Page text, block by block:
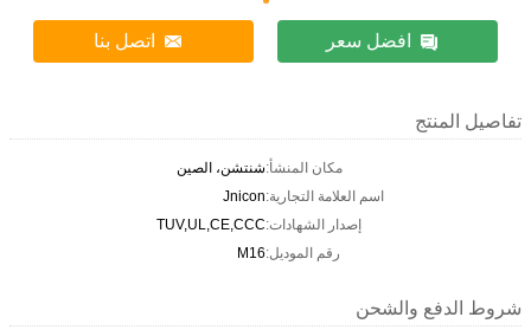
افضل سعر اتصل بنا
تفاصيل المنتج
مكان المنشأ:شنتشن، الصين
اسم العلامة التجارية:Jnicon
إصدار الشهادات:TUV,UL,CE,CCC
رقم الموديل:M16
شروط الدفع والشحن